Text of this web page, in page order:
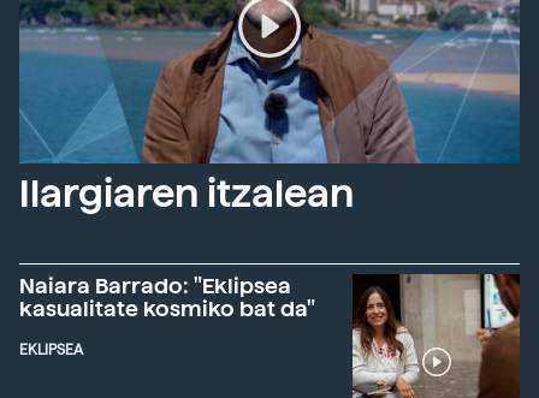
Ilargiaren itzalean
Naiara Barrado: "Eklipsea
kasualitate kosmiko bat da"
EKLIPSEA